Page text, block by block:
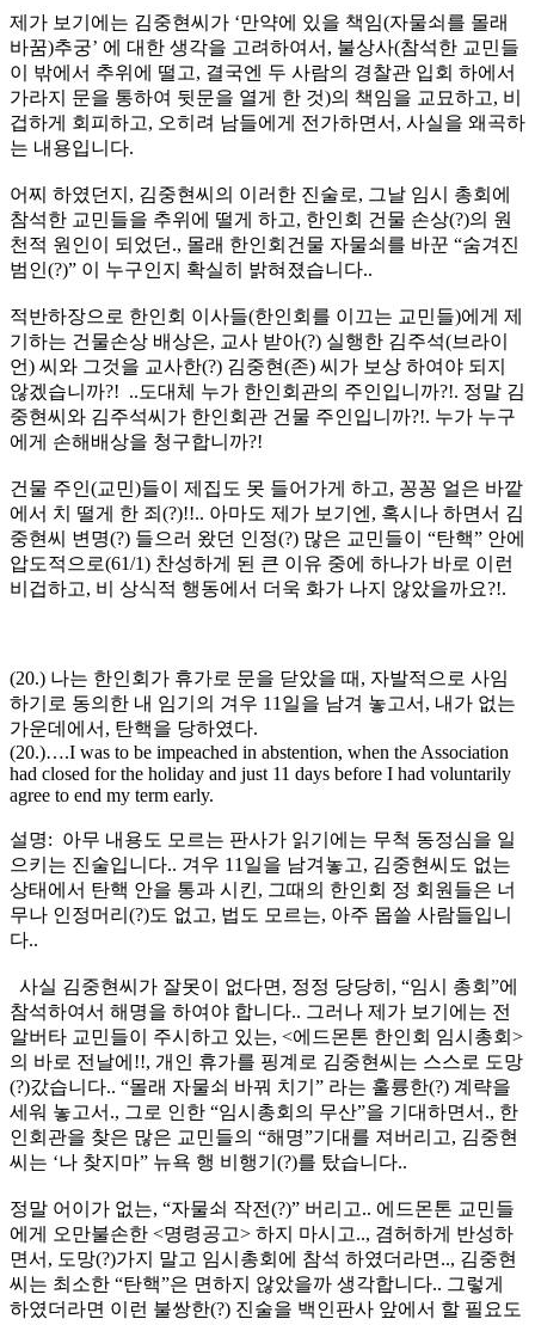
제가 보기에는 김중현씨가 ‘만약에 있을 책임(자물쇠를 몰래
바꿈)추궁’ 에 대한 생각을 고려하여서, 불상사(참석한 교민들
이 밖에서 추위에 떨고, 결국엔 두 사람의 경찰관 입회 하에서
가라지 문을 통하여 뒷문을 열게 한 것)의 책임을 교묘하고, 비
겁하게 회피하고, 오히려 남들에게 전가하면서, 사실을 왜곡하
는 내용입니다.
어찌 하였던지, 김중현씨의 이러한 진술로, 그날 임시 총회에
참석한 교민들을 추위에 떨게 하고, 한인회 건물 손상(?)의 원
천적 원인이 되었던., 몰래 한인회건물 자물쇠를 바꾼 “숨겨진
범인(?)” 이 누구인지 확실히 밝혀졌습니다..
적반하장으로 한인회 이사들(한인회를 이끄는 교민들)에게 제
기하는 건물손상 배상은, 교사 받아(?) 실행한 김주석(브라이
언) 씨와 그것을 교사한(?) 김중현(존) 씨가 보상 하여야 되지
않겠습니까?! ..도대체 누가 한인회관의 주인입니까?!. 정말 김
중현씨와 김주석씨가 한인회관 건물 주인입니까?!. 누가 누구
에게 손해배상을 청구합니까?!
건물 주인(교민)들이 제집도 못 들어가게 하고, 꽁꽁 얼은 바깥
에서 치 떨게 한 죄(?)!!.. 아마도 제가 보기엔, 혹시나 하면서 김
중현씨 변명(?) 들으러 왔던 인정(?) 많은 교민들이 “탄핵” 안에
압도적으로(61/1) 찬성하게 된 큰 이유 중에 하나가 바로 이런
비겁하고, 비 상식적 행동에서 더욱 화가 나지 않았을까요?!.
(20.) 나는 한인회가 휴가로 문을 닫았을 때, 자발적으로 사임
하기로 동의한 내 임기의 겨우 11일을 남겨 놓고서, 내가 없는
가운데에서, 탄핵을 당하였다.
(20.)….I was to be impeached in abstention, when the Association
had closed for the holiday and just 11 days before I had voluntarily
agree to end my term early.
설명: 아무 내용도 모르는 판사가 읽기에는 무척 동정심을 일
으키는 진술입니다.. 겨우 11일을 남겨놓고, 김중현씨도 없는
상태에서 탄핵 안을 통과 시킨, 그때의 한인회 정 회원들은 너
무나 인정머리(?)도 없고, 법도 모르는, 아주 몹쓸 사람들입니
다..
사실 김중현씨가 잘못이 없다면, 정정 당당히, “임시 총회”에
참석하여서 해명을 하여야 합니다.. 그러나 제가 보기에는 전
알버타 교민들이 주시하고 있는, <에드몬톤 한인회 임시총회>
의 바로 전날에!!, 개인 휴가를 핑계로 김중현씨는 스스로 도망
(?)갔습니다.. “몰래 자물쇠 바꿔 치기” 라는 훌륭한(?) 계략을
세워 놓고서., 그로 인한 “임시총회의 무산”을 기대하면서., 한
인회관을 찾은 많은 교민들의 “해명”기대를 져버리고, 김중현
씨는 ‘나 찾지마” 뉴욕 행 비행기(?)를 탔습니다..
정말 어이가 없는, “자물쇠 작전(?)” 버리고.. 에드몬톤 교민들
에게 오만불손한 <명령공고> 하지 마시고.., 겸허하게 반성하
면서, 도망(?)가지 말고 임시총회에 참석 하였더라면.., 김중현
씨는 최소한 “탄핵”은 면하지 않았을까 생각합니다.. 그렇게
하였더라면 이런 불쌍한(?) 진술을 백인판사 앞에서 할 필요도